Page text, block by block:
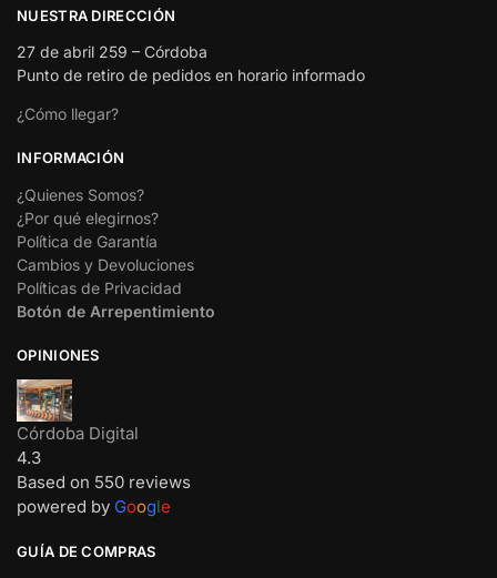
NUESTRA DIRECCIÓN
27 de abril 259 – Córdoba
Punto de retiro de pedidos en horario informado
¿Cómo llegar?
INFORMACIÓN
¿Quienes Somos?
¿Por qué elegirnos?
Política de Garantía
Cambios y Devoluciones
Políticas de Privacidad
Botón de Arrepentimiento
OPINIONES
Córdoba Digital
4.3
Based on 550 reviews
powered by Google
GUÍA DE COMPRAS